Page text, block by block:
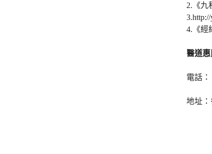
2.《九
4.《經
醫道
電話：
地址